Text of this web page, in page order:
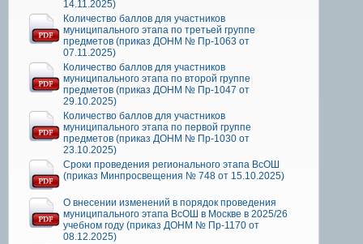
14.11.2025)
Количество баллов для участников
муниципального этапа по третьей группе
предметов (приказ ДОНМ № Пр-1063 от
07.11.2025)
Количество баллов для участников
муниципального этапа по второй группе
предметов (приказ ДОНМ № Пр-1047 от
29.10.2025)
Количество баллов для участников
муниципального этапа по первой группе
предметов (приказ ДОНМ № Пр-1030 от
23.10.2025)
Сроки проведения регионального этапа ВсОШ
(приказ Минпросвещения № 748 от 15.10.2025)
О внесении изменений в порядок проведения
муниципального этапа ВсОШ в Москве в 2025/26
учебном году (приказ ДОНМ № Пр-1170 от
08.12.2025)